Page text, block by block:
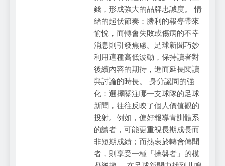
錢，形成強大的品牌忠誠度。 情
緒的起伏節奏：勝利的報導帶來
愉悅，而轉會失敗或傷病的不幸
消息則引發焦慮。足球新聞巧妙
利用這種高低波動，保持讀者對
後續內容的期待，進而延長閱讀
與討論的時長。 身分認同的強
化：選擇關注哪一支球隊的足球
新聞，往往反映了個人價值觀的
投射。例如，偏好報導青訓體系
的讀者，可能更重視長期成長而
非短期成績；而熱衷於轉會傳聞
者，則享受一種「操盤者」的模